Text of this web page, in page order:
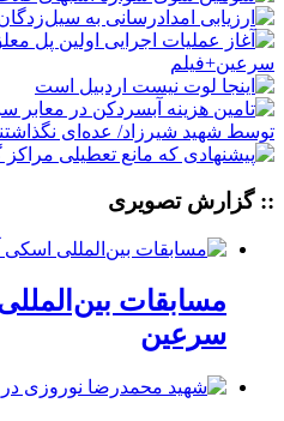
:: گزارش تصویری
مسابقات
سرعین